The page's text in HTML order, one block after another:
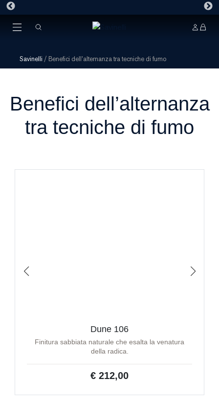
Savinelli / Benefici dell’alternanza tra tecniche di fumo
Benefici dell’alternanza
tra tecniche di fumo
Dune 106
Finitura sabbiata naturale che esalta la venatura
della radica.
€ 212,00